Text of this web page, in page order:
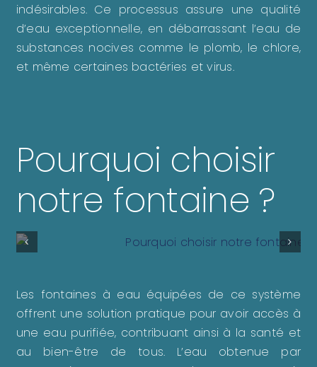
indésirables. Ce processus assure une qualité
d’eau exceptionnelle, en débarrassant l’eau de
substances nocives comme le plomb, le chlore,
et même certaines bactéries et virus.
Pourquoi choisir
notre fontaine ?
Les fontaines à eau équipées de ce système
offrent une solution pratique pour avoir accès à
une eau purifiée, contribuant ainsi à la santé et
au bien-être de tous. L’eau obtenue par